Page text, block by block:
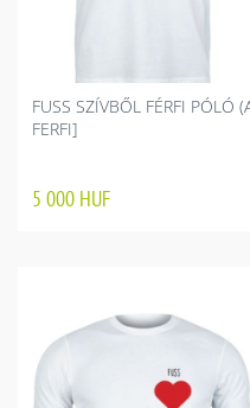
FUSS SZÍVBŐL FÉRFI PÓLÓ
FERFI]
5 000 HUF